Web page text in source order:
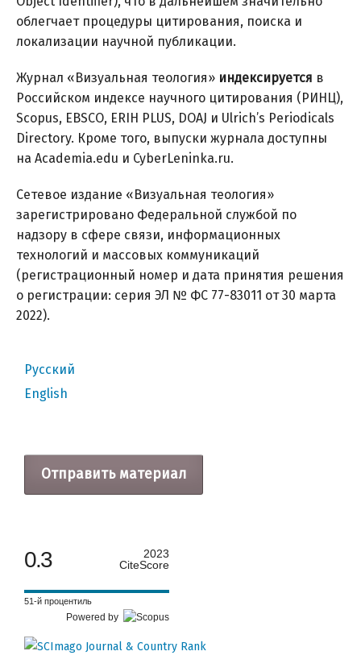
облегчает процедуры цитирования, поиска и
локализации научной публикации.
Журнал «Визуальная теология» индексируется в
Российском индексе научного цитирования (РИНЦ),
Scopus, EBSCO, ERIH PLUS, DOAJ и Ulrich’s Periodicals
Directory. Кроме того, выпуски журнала доступны
на Academia.edu и CyberLeninka.ru.
Сетевое издание «Визуальная теология»
зарегистрировано Федеральной службой по
надзору в сфере связи, информационных
технологий и массовых коммуникаций
(регистрационный номер и дата принятия решения
о регистрации: серия ЭЛ № ФС 77-83011 от 30 марта
2022).
Русский
English
Отправить материал
0.3
2023
CiteScore
51-й процентиль
Powered by